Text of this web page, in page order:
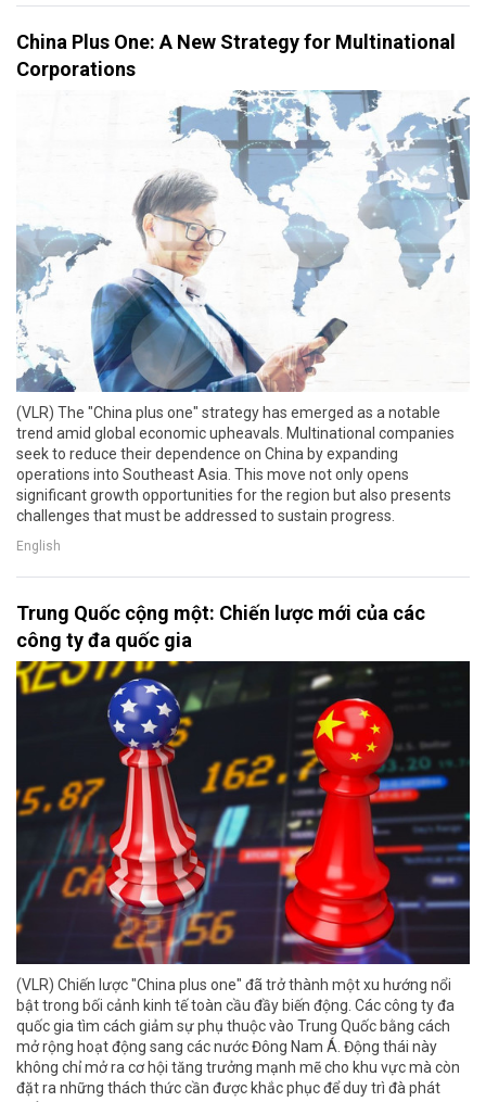
China Plus One: A New Strategy for Multinational
Corporations
(VLR) The "China plus one" strategy has emerged as a notable
trend amid global economic upheavals. Multinational companies
seek to reduce their dependence on China by expanding
operations into Southeast Asia. This move not only opens
significant growth opportunities for the region but also presents
challenges that must be addressed to sustain progress.
English
Trung Quốc cộng một: Chiến lược mới của các
công ty đa quốc gia
(VLR) Chiến lược "China plus one" đã trở thành một xu hướng nổi
bật trong bối cảnh kinh tế toàn cầu đầy biến động. Các công ty đa
quốc gia tìm cách giảm sự phụ thuộc vào Trung Quốc bằng cách
mở rộng hoạt động sang các nước Đông Nam Á. Động thái này
không chỉ mở ra cơ hội tăng trưởng mạnh mẽ cho khu vực mà còn
đặt ra những thách thức cần được khắc phục để duy trì đà phát